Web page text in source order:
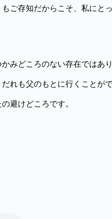
ご存知だからこそ、私にと
みどころのない存在ではあ
れも父のもとに行くことが
避けどころです。